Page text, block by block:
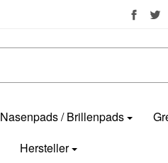
Nasenpads / Brillenpads
Hersteller